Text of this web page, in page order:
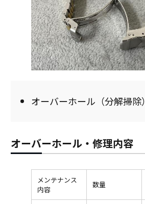
オーバーホール（分解掃除）
オーバーホール・修理内容
メンテナンス
内容
数量